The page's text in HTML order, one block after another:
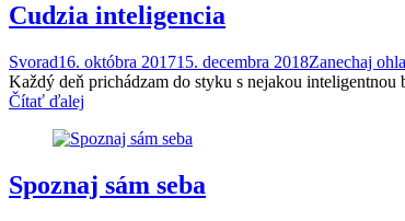
Cudzia inteligencia
Svorad16. októbra 201715. decembra 2018Zanechaj
Každý deň prichádzam do styku s nejak­ou
Čítať ďalej
Spoznaj sám seba